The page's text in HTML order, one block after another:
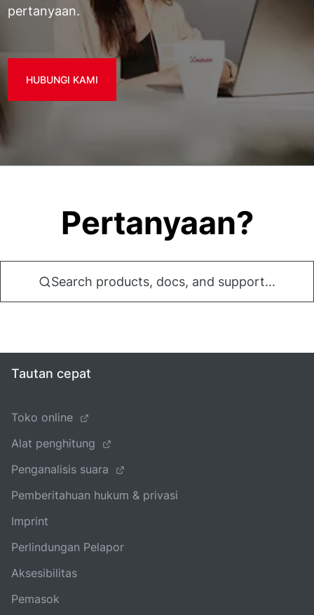
pertanyaan.
HUBUNGI KAMI
Pertanyaan?
Search products, docs, and support...
Tautan cepat
Toko online
Alat penghitung
Penganalisis suara
Pemberitahuan hukum & privasi
Imprint
Perlindungan Pelapor
Aksesibilitas
Pemasok